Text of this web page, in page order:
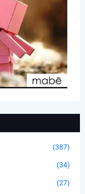
(387)
(34)
(27)